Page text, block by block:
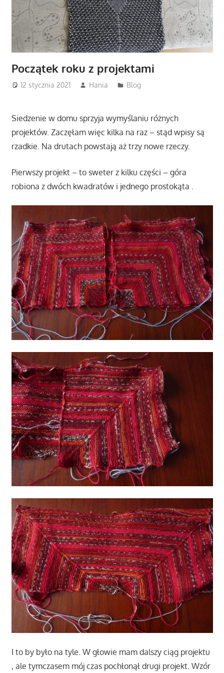
Początek roku z projektami
12 stycznia 2021 Hania Blog
Siedzenie w domu sprzyja wymyślaniu różnych
projektów. Zaczęłam więc kilka na raz – stąd wpisy są
rzadkie. Na drutach powstają aż trzy nowe rzeczy.
Pierwszy projekt – to sweter z kilku części – góra
robiona z dwóch kwadratów i jednego prostokąta .
I to by było na tyle. W głowie mam dalszy ciąg projektu
, ale tymczasem mój czas pochłonął drugi projekt. Wzór